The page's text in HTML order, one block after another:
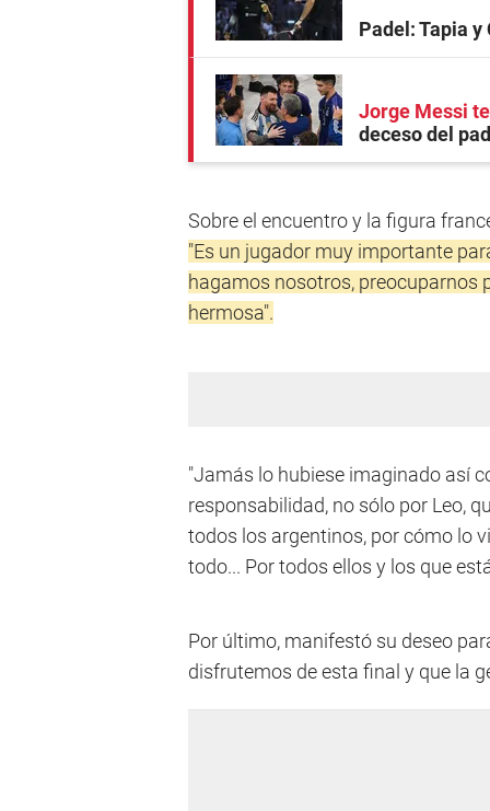
Padel: Tapia
Jorge Messi
deceso del
Sobre el encuentro y la figura
"Es un jugador muy importante
hagamos nosotros, preocuparnos
hermosa".
"Jamás lo hubiese imaginado así
responsabilidad, no sólo por Leo,
todos los argentinos, por cómo lo
todo... Por todos ellos y los que
Por último, manifestó su deseo
disfrutemos de esta final y que la